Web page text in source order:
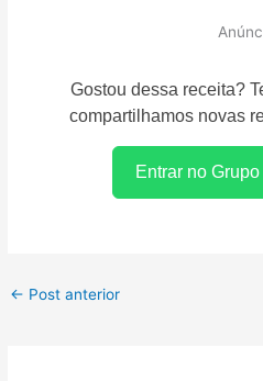
Gostou dessa receita?
compartilhamos novas
Entrar no
← Post anterior